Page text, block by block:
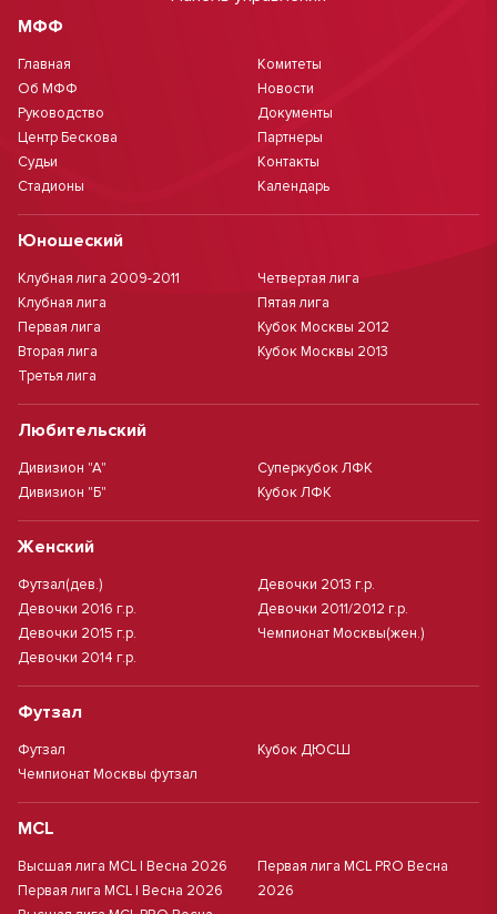
МФФ
Главная
Об МФФ
Руководство
Центр Бескова
Судьи
Стадионы
Комитеты
Новости
Документы
Партнеры
Контакты
Календарь
Юношеский
Клубная лига 2009-2011
Клубная лига
Первая лига
Вторая лига
Третья лига
Четвертая лига
Пятая лига
Кубок Москвы 2012
Кубок Москвы 2013
Любительский
Дивизион "А"
Дивизион "Б"
Суперкубок ЛФК
Кубок ЛФК
Женский
Футзал(дев.)
Девочки 2016 г.р.
Девочки 2015 г.р.
Девочки 2014 г.р.
Девочки 2013 г.р.
Девочки 2011/2012 г.р.
Чемпионат Москвы(жен.)
Футзал
Футзал
Чемпионат Москвы футзал
Кубок ДЮСШ
MCL
Высшая лига MCL | Весна 2026
Первая лига MCL | Весна 2026
Первая лига MCL PRO Весна
2026